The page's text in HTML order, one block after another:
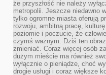
że przyszłość nie należy
metropolii. Jeszcze niedawno
tylko ogromne miasta oferują
rozwoju, ambitną pracę,
poziomie i poczucie, że
czymś ważnym. Dziś ten
zmieniać. Coraz więcej osób
dużym mieście ma również
wyłącznie o pieniądze, choć
drogie usługi i coraz większe